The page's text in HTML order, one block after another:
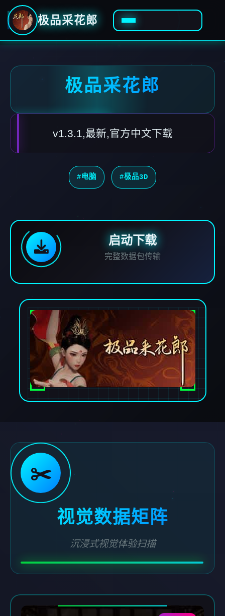
极品采花郎
极品采花郎
v1.3.1,最新,官方中文下载
#电脑 #极品3D
启动下载
完整数据包传输
✂️
视觉数据矩阵
沉浸式视觉体验扫描